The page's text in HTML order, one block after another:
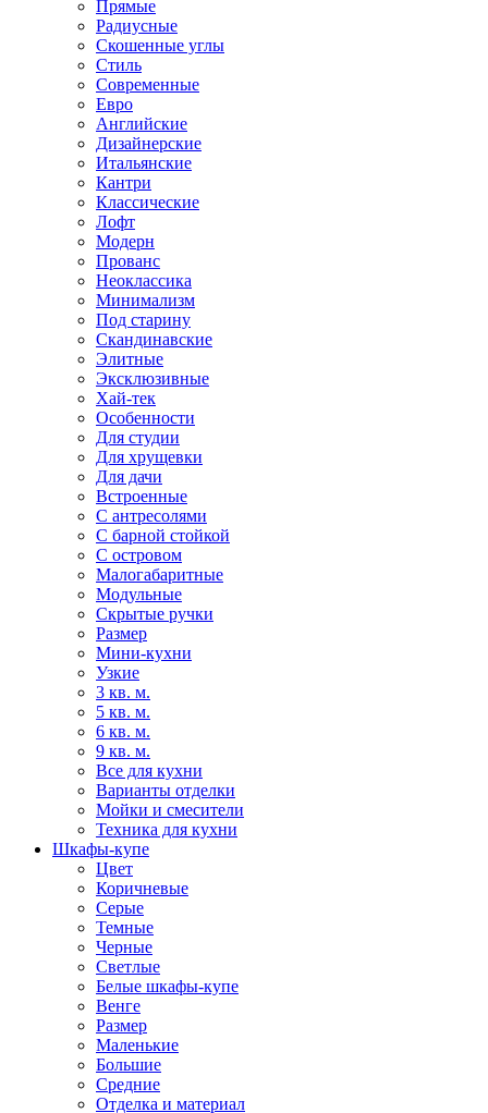
Прямые
Радиусные
Скошенные углы
Стиль
Современные
Евро
Английские
Дизайнерские
Итальянские
Кантри
Классические
Лофт
Модерн
Прованс
Неоклассика
Минимализм
Под старину
Скандинавские
Элитные
Эксклюзивные
Хай-тек
Особенности
Для студии
Для хрущевки
Для дачи
Встроенные
С антресолями
С барной стойкой
С островом
Малогабаритные
Модульные
Скрытые ручки
Размер
Мини-кухни
Узкие
3 кв. м.
5 кв. м.
6 кв. м.
9 кв. м.
Все для кухни
Варианты отделки
Мойки и смесители
Техника для кухни
Шкафы-купе
Цвет
Коричневые
Серые
Темные
Черные
Светлые
Белые шкафы-купе
Венге
Размер
Маленькие
Большие
Средние
Отделка и материал